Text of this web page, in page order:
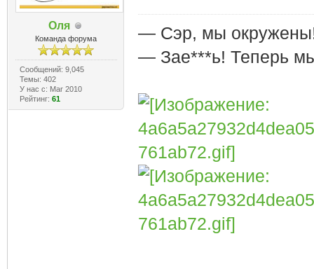
Оля
Команда форума
Сообщений: 9,045
Темы: 402
У нас с: Mar 2010
Рейтинг: 61
— Сэр, мы
— Зае***ь! Теперь